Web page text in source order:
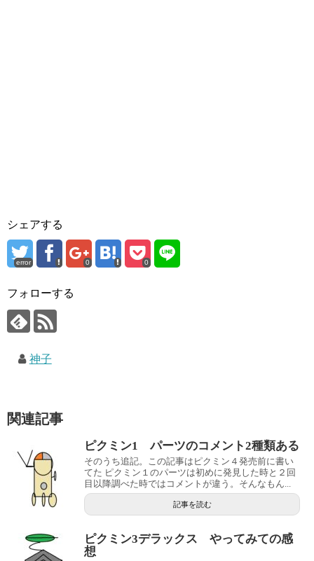
シェアする
error 0 0
フォローする
神子
関連記事
ピクミン1 パーツのコメント2種類ある
そのうち追記。この記事はピクミン４発売前に書い
てた ピクミン１のパーツは初めに発見した時と２回
目以降調べた時ではコメントが違う。そんなもん...
記事を読む
ピクミン3デラックス やってみての感
想